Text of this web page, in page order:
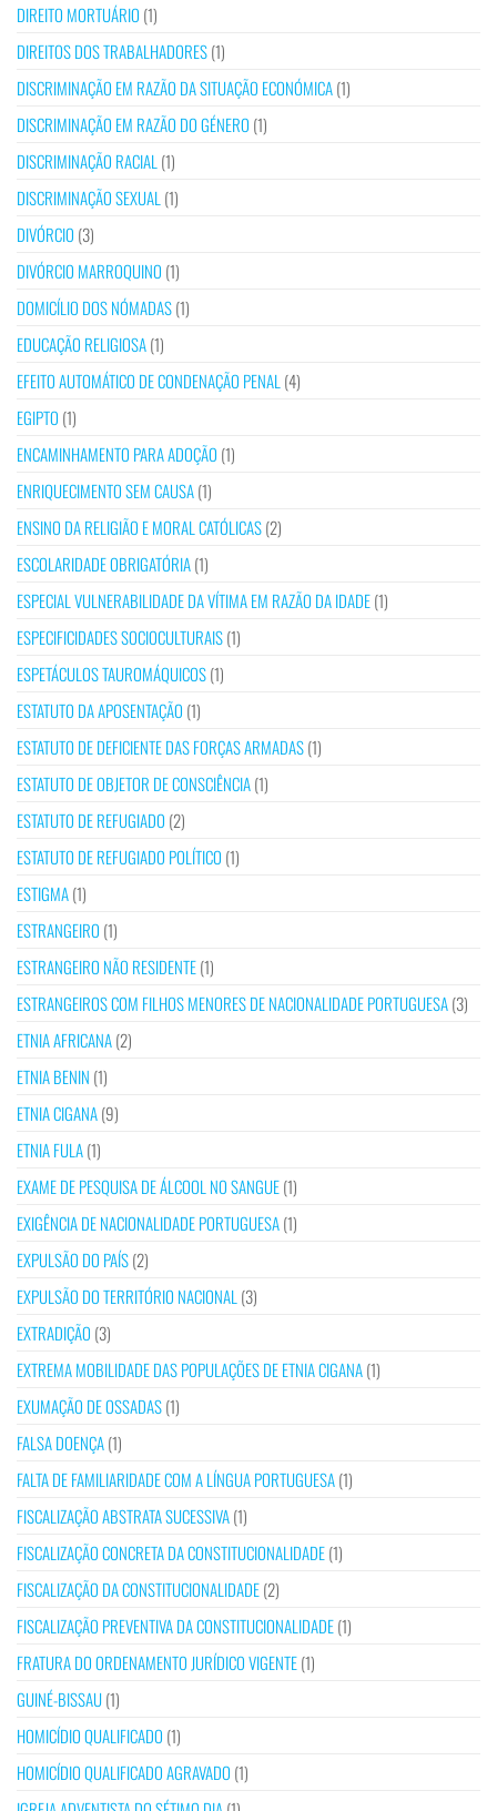
DIREITO MORTUÁRIO (1)
DIREITOS DOS TRABALHADORES(1)
DISCRIMINAÇÃO EM RAZÃO DA SITUAÇÃO ECONÓMICA(1)
DISCRIMINAÇÃO EM RAZÃO DO GÉNERO (1)
DISCRIMINAÇÃO RACIAL (1)
DISCRIMINAÇÃO SEXUAL (1)
DIVÓRCIO (3)
DIVÓRCIO MARROQUINO (1)
DOMICÍLIO DOS NÓMADAS(1)
EDUCAÇÃO RELIGIOSA(1)
EFEITO AUTOMÁTICO DE CONDENAÇÃO PENAL (4)
EGIPTO (1)
ENCAMINHAMENTO PARA ADOÇÃO (1)
ENRIQUECIMENTO SEM CAUSA(1)
ENSINO DA RELIGIÃO E MORAL CATÓLICAS(2)
ESCOLARIDADE OBRIGATÓRIA(1)
ESPECIAL VULNERABILIDADE DA VÍTIMA EM RAZÃO DA IDADE(1)
ESPECIFICIDADES SOCIOCULTURAIS(1)
ESPETÁCULOS TAUROMÁQUICOS(1)
ESTATUTO DA APOSENTAÇÃO (1)
ESTATUTO DE DEFICIENTE DAS FORÇAS ARMADAS(1)
ESTATUTO DE OBJETOR DE CONSCIÊNCIA(1)
ESTATUTO DE REFUGIADO (2)
ESTATUTO DE REFUGIADO POLÍTICO (1)
ESTIGMA(1)
ESTRANGEIRO (1)
ESTRANGEIRO NÃO RESIDENTE(1)
ESTRANGEIROS COM FILHOS MENORES DE NACIONALIDADE PORTUGUESA(3)
ETNIA AFRICANA(2)
ETNIA BENIN (1)
ETNIA CIGANA(9)
ETNIA FULA(1)
EXAME DE PESQUISA DE ÁLCOOL NO SANGUE(1)
EXIGÊNCIA DE NACIONALIDADE PORTUGUESA(1)
EXPULSÃO DO PAÍS(2)
EXPULSÃO DO TERRITÓRIO NACIONAL (3)
EXTRADIÇÃO (3)
EXTREMA MOBILIDADE DAS POPULAÇÕES DE ETNIA CIGANA(1)
EXUMAÇÃO DE OSSADAS(1)
FALSA DOENÇA(1)
FALTA DE FAMILIARIDADE COM A LÍNGUA PORTUGUESA(1)
FISCALIZAÇÃO ABSTRATA SUCESSIVA(1)
FISCALIZAÇÃO CONCRETA DA CONSTITUCIONALIDADE(1)
FISCALIZAÇÃO DA CONSTITUCIONALIDADE(2)
FISCALIZAÇÃO PREVENTIVA DA CONSTITUCIONALIDADE(1)
FRATURA DO ORDENAMENTO JURÍDICO VIGENTE(1)
GUINÉ-BISSAU(1)
HOMICÍDIO QUALIFICADO (1)
HOMICÍDIO QUALIFICADO AGRAVADO (1)